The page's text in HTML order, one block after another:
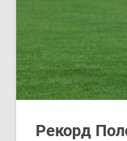
Рекорд